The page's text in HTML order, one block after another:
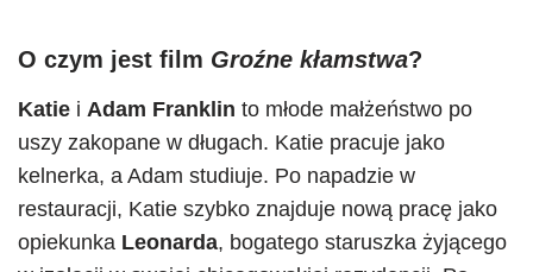
O czym jest film Groźne kłamstwa?
Katie i Adam Franklin to młode małżeństwo po
uszy zakopane w długach. Katie pracuje jako
kelnerka, a Adam studiuje. Po napadzie w
restauracji, Katie szybko znajduje nową pracę jako
opiekunka Leonarda, bogatego staruszka żyjącego